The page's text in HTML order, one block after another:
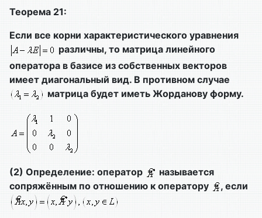
Теорема 21:
Если все корни характеристического уравнения
различны, то матрица линейного
оператора в базисе из собственных векторов
имеет диагональный вид. В противном случае
матрица будет иметь Жорданову форму.
(2) Определение: оператор
называется
сопряжённым по отношению к оператору
, если